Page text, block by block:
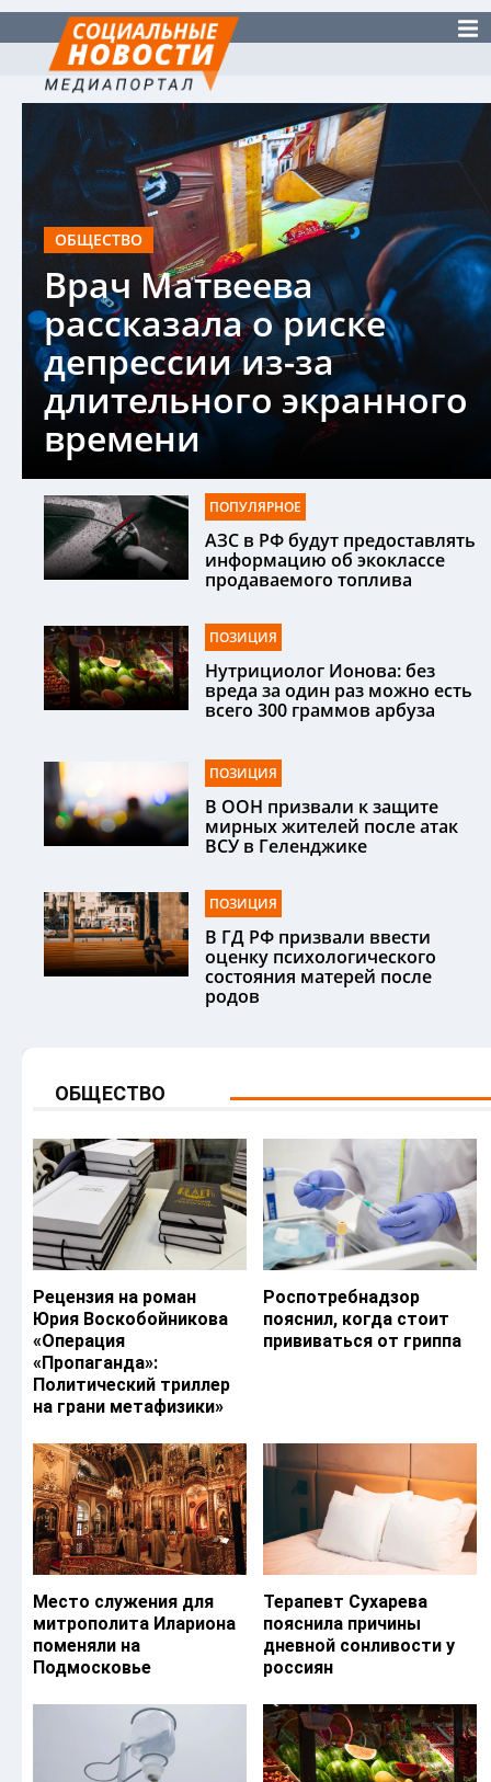
ОБЩЕСТВО
Врач Матвеева
рассказала о риске
депрессии из-за
длительного экранного
времени
ПОПУЛЯРНОЕ
АЗС в РФ будут предоставлять
информацию об экоклассе
продаваемого топлива
ПОЗИЦИЯ
Нутрициолог Ионова: без
вреда за один раз можно есть
всего 300 граммов арбуза
ПОЗИЦИЯ
В ООН призвали к защите
мирных жителей после атак
ВСУ в Геленджике
ПОЗИЦИЯ
В ГД РФ призвали ввести
оценку психологического
состояния матерей после
родов
ОБЩЕСТВО
Рецензия на роман
Юрия Воскобойникова
«Операция
«Пропаганда»:
Политический триллер
на грани метафизики»
Роспотребнадзор
пояснил, когда стоит
прививаться от гриппа
Место служения для
митрополита Илариона
поменяли на
Подмосковье
Терапевт Сухарева
пояснила причины
дневной сонливости у
россиян